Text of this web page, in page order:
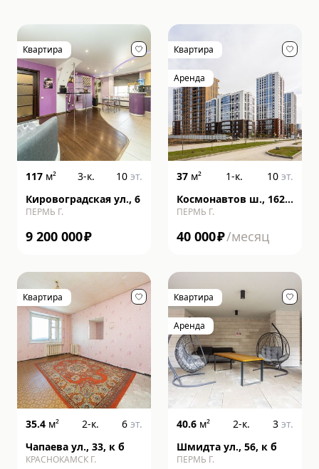
Квартира
117 м² 3-к. 10 эт.
Кировоградская ул., 6
ПЕРМЬ Г.
9 200 000₽
Квартира
Аренда
37 м² 1-к. 10 эт.
Космонавтов ш., 162,
литера к
ПЕРМЬ Г.
40 000₽/месяц
Квартира
35.4 м² 2-к. 6 эт.
Чапаева ул., 33, к б
КРАСНОКАМСК Г.
Квартира
Аренда
40.6 м² 2-к. 3 эт.
Шмидта ул., 56, к б
ПЕРМЬ Г.